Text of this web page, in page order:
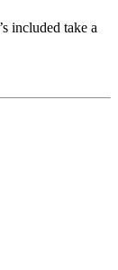
included take a